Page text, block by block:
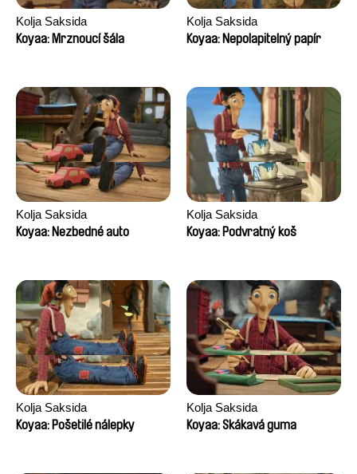
Kolja Saksida
Koyaa: Mrznoucí šála
Kolja Saksida
Koyaa: Nepolapitelný papír
Kolja Saksida
Koyaa: Nezbedné auto
Kolja Saksida
Koyaa: Podvratný koš
Kolja Saksida
Koyaa: Pošetilé nálepky
Kolja Saksida
Koyaa: Skákavá guma